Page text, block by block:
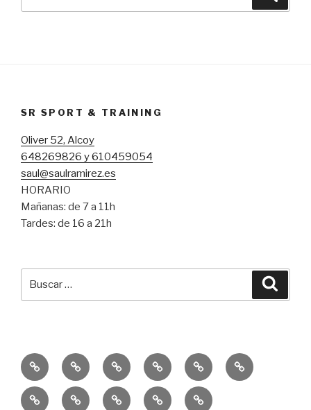
SR SPORT & TRAINING
Oliver 52, Alcoy
648269826 y 610459054
saul@saulramirez.es
HORARIO
Mañanas: de 7 a 11h
Tardes: de 16 a 21h
Inicio
Entrenamiento
Personal
Entrenamiento
Funcional
ConsejosServicioEquipo
SR
EducaciónPublicaciones
10k
Un
Sprint